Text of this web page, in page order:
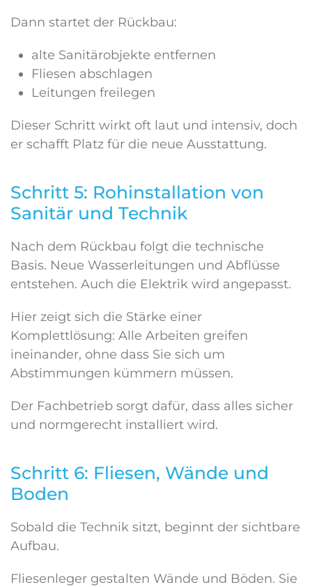
Dann startet der Rückbau:
alte Sanitärobjekte entfernen
Fliesen abschlagen
Leitungen freilegen
Dieser Schritt wirkt oft laut und intensiv, doch
er schafft Platz für die neue Ausstattung.
Schritt 5: Rohinstallation von
Sanitär und Technik
Nach dem Rückbau folgt die technische
Basis. Neue Wasserleitungen und Abflüsse
entstehen. Auch die Elektrik wird angepasst.
Hier zeigt sich die Stärke einer
Komplettlösung: Alle Arbeiten greifen
ineinander, ohne dass Sie sich um
Abstimmungen kümmern müssen.
Der Fachbetrieb sorgt dafür, dass alles sicher
und normgerecht installiert wird.
Schritt 6: Fliesen, Wände und
Boden
Sobald die Technik sitzt, beginnt der sichtbare
Aufbau.
Fliesenleger gestalten Wände und Böden. Sie